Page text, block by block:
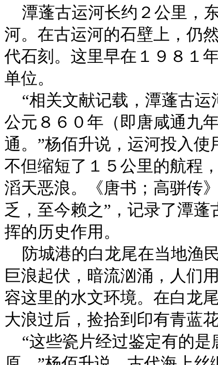
潭蓬古运河长约２公里，
河。在古运河的石壁上，仍
代石刻。这里早在１９８１
单位。
“相关文献记载，潭蓬古运
公元８６０年（即唐咸通九
通。”杨佰升说，运河投入
不但缩短了１５公里的航程
滔天恶浪。《唐书；高骈传
乏，至今赖之”，记录了潭
挥的历史作用。
防城港的白龙尾在当地渔
巨浪起伏，暗流汹涌，人们
容这里的水文环境。在白龙
大浪过后，捡拾到印有青蓝
“这些瓷片经过鉴定有的是